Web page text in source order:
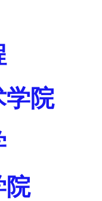
学院
院